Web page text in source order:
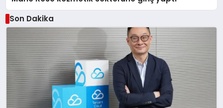
Son Dakika